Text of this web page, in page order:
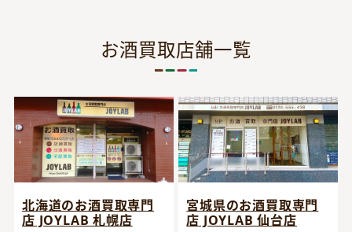
お酒買取店舗一覧
北海道のお酒買取専門
店 JOYLAB 札幌店
宮城県のお酒買取専門
店 JOYLAB 仙台店